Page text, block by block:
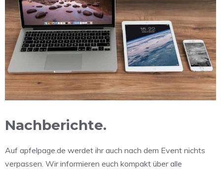
Nachberichte.
Auf apfelpage.de werdet ihr auch nach dem Event nichts
verpassen. Wir informieren euch kompakt über alle